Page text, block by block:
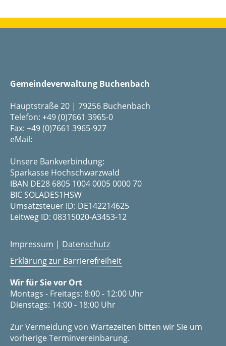
Gemeindeverwaltung Buchenbach
Hauptstraße 20 | 79256 Buchenbach
Telefon: +49 (0)7661 3965-0
Fax: +49 (0)7661 3965-927
eMail:
Unsere Bankverbindung:
Sparkasse Hochschwarzwald
IBAN DE28 6805 1004 0005 0000 70
BIC SOLADES1HSW
Umsatzsteuer ID: DE142214625
Leitweg ID: 08315020-A3453-12
Impressum | Datenschutz
Erklärung zur Barrierefreiheit
Wir für Sie vor Ort
Montags - Freitags: 8:00 - 12:00 Uhr
Dienstags: 14:00 - 18:00 Uhr
Zur Vermeidung von Wartezeiten bitten wir Sie um
vorherige Terminvereinbarung.